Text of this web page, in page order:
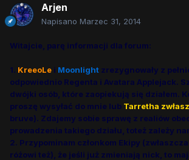
Arjen
Napisano Marzec 31, 2014
Witajcie, parę informacji dla forum:
1. KreeoLe i Moonlight zrezygnowały z
odpowiednio Regenta i Avatara Applejack.
dwójki osób, które zaopiekują się działem.
proszę wysyłać do mnie lub Tarretha
bruve). Zdajemy sobie sprawę z realiów
prowadzenia takiego działu, toteż zależy
2. Przypominam członkom Ekipy
różowi też), że jeśli już zmieniają nick, to